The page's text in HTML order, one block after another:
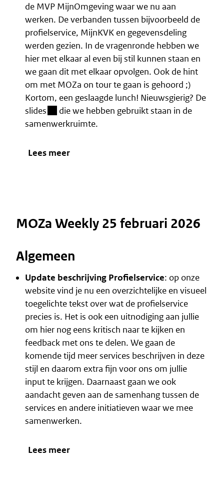
de MVP MijnOmgeving waar we nu aan
werken. De verbanden tussen bijvoorbeeld de
profielservice, MijnKVK en gegevensdeling
werden gezien. In de vragenronde hebben we
hier met elkaar al even bij stil kunnen staan en
we gaan dit met elkaar opvolgen. Ook de hint
om met MOZa on tour te gaan is gehoord ;)
Kortom, een geslaagde lunch! Nieuwsgierig? De
slides(besloten omgeving)
die we hebben gebruikt staan in de
samenwerkruimte.
Lees meer
MOZa Weekly 25 februari 2026
Algemeen
Update beschrijving Profielservice: op onze
website vind je nu een overzichtelijke en visueel
toegelichte tekst overwat de profielservice
precies is. Het is ook een uitnodiging aan jullie
om hier nog eens kritisch naar te kijken en
feedback met ons te delen. We gaan de
komende tijd meer services beschrijven in deze
stijl en daarom extra fijn voor ons om jullie
input te krijgen. Daarnaast gaan we ook
aandacht geven aan de samenhang tussen de
services en andere initiatieven waar we mee
samenwerken.
Lees meer